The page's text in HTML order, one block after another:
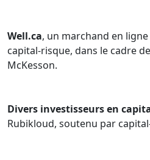
Well.ca, un marchand en
capital-risque, dans le cadre
McKesson.
Divers investisseurs en
Rubikloud, soutenu par